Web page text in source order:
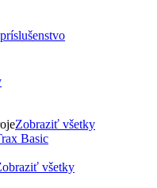
Zobraziť všetky
všetky